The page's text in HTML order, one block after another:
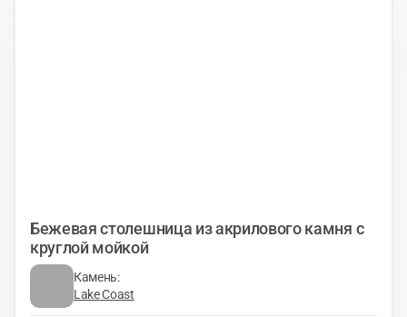
Бежевая столешница из акрилового камня с
круглой мойкой
Камень:
Lake Coast